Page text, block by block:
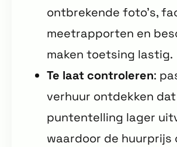
ontbrekende foto’s,
meetrapporten en
maken toetsing lastig.
Te laat controleren:
verhuur ontdekken
puntentelling lager
waardoor de huurprijs